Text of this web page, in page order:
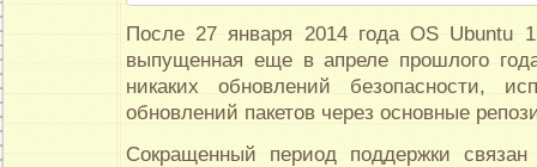
После 27 января 2014 года OS Ubuntu
выпущенная еще в апреле прошлого
никаких обновлений безопасности,
обновлений пакетов через основные
Сокращенный период поддержки